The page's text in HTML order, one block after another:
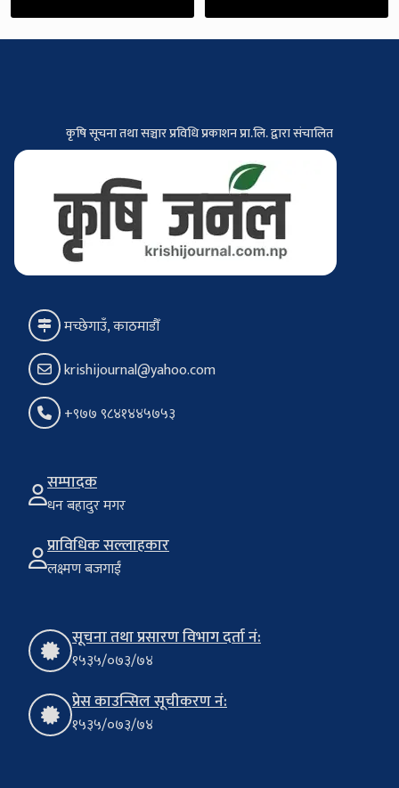
कृषि सूचना तथा सञ्चार प्रविधि प्रकाशन प्रा.लि. द्वारा संचालित
मच्छेगाउँ, काठमाडौँ
krishijournal@yahoo.com
+९७७ ९८४१४४५७५३
सम्पादक
धन बहादुर मगर
प्राविधिक सल्लाहकार
लक्ष्मण बजगाईं
सूचना तथा प्रसारण विभाग दर्ता नं:
१५३५/०७३/७४
प्रेस काउन्सिल सूचीकरण नं:
१५३५/०७३/७४